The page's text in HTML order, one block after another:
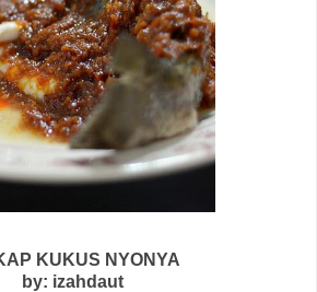
KUKUS NYONYA
by: izahdaut